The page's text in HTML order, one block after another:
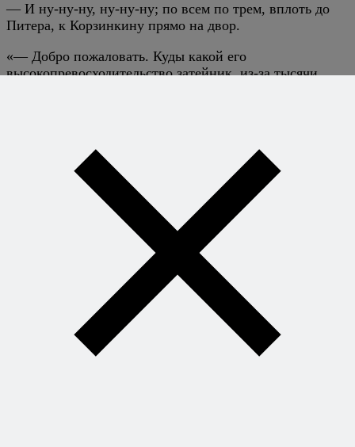
— И ну-ну-ну, ну-ну-ну; по всем по трем, вплоть до
Питера, к Корзинкину прямо на двор.
«— Добро пожаловать. Куды какой его
высокопревосходительство затейник, из-за тысячи
— Бочку взвалили в кибитку; поворотя оглобли,
курьер уже опять скачет; успел лишь зайти в кабак и
выпить два крючка сивухи.
— Тинь-тинь… Едва у городских ворот услышали
звон почтового колокольчика, караульный офицер
бежит уже к наместнику (то ли дело, как где все в
порядке) и рапортует ему, что вдали видна кибитка и
слышен звон колокольчика. Не успел выговорить, как
шасть курьер в двери.